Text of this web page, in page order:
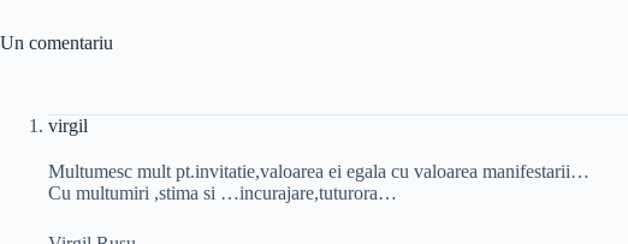
Un comentariu
virgil
Multumesc mult pt.invitatie,valoarea ei egala cu valoarea manifestarii…
Cu multumiri ,stima si …incurajare,tuturora…